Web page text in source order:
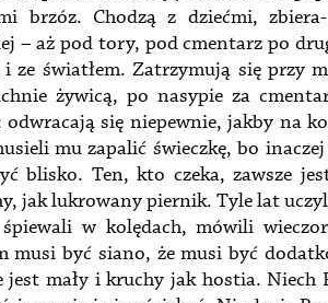
brzóz. Chodzą z dziećmi,
– aż pod tory, pod cmentarz po
światłem. Zatrzymują się przy
żywicą, po nasypie za
się niepewnie, jakby na
mu zapalić świeczkę, bo
blisko. Ten, kto czeka, zawsze
jak lukrowany piernik. Tyle lat
w kolędach, mówili
musi być siano, że musi być
jest mały i kruchy jak hostia. Niech